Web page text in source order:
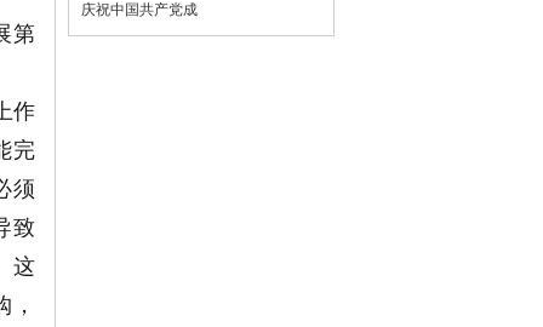
第
作
完
须
致
这
庆祝中国共产党成
立100周年